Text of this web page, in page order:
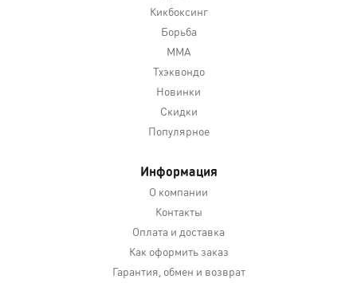
Кикбоксинг
Борьба
MMA
Тхэквондо
Новинки
Скидки
Популярное
Информация
О компании
Контакты
Оплата и доставка
Как оформить заказ
Гарантия, обмен и возврат